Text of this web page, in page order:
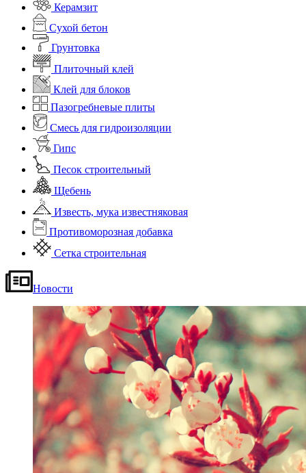
Керамзит
Сухой бетон
Грунтовка
Плиточный клей
Клей для блоков
Пазогребневые плиты
Смесь для гидроизоляции
Гипс
Песок строительный
Щебень
Известь, мука известняковая
Противоморозная добавка
Сетка строительная
Новости